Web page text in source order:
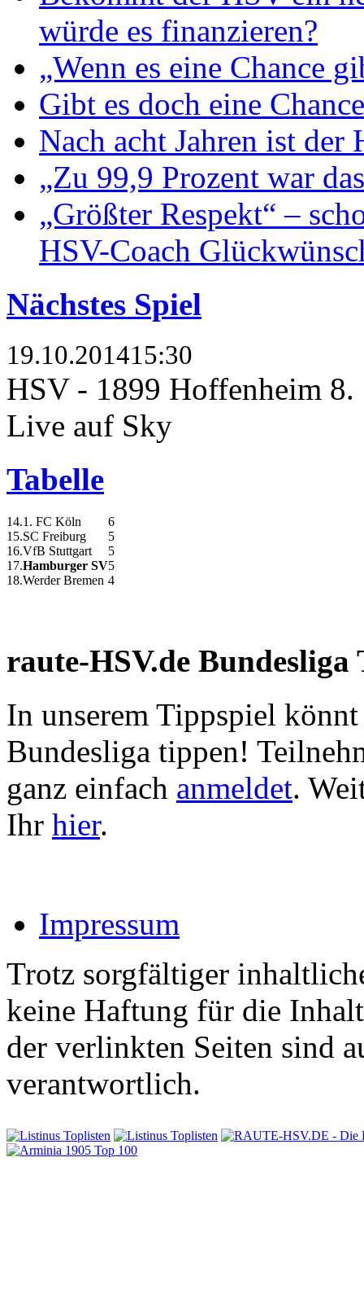
würde es finanzieren?
„Wenn es eine Chance
Gibt es doch eine
Nach acht Jahren ist
„Zu 99,9 Prozent war
„Größter Respekt“ –
HSV-Coach
Nächstes Spiel
19.10.201415:30
HSV - 1899 Hoffenheim 8.
Live auf Sky
Tabelle
14.1. FC Köln
6
15.SC Freiburg
5
16.VfB Stuttgart
5
17.Hamburger SV5
18.Werder Bremen 4
raute-HSV.de Bundesliga
In unserem Tippspiel
Bundesliga tippen!
ganz einfach anmeldet.
Ihr hier.
Impressum
Trotz sorgfältiger
keine Haftung für die
der verlinkten Seiten sind
verantwortlich.